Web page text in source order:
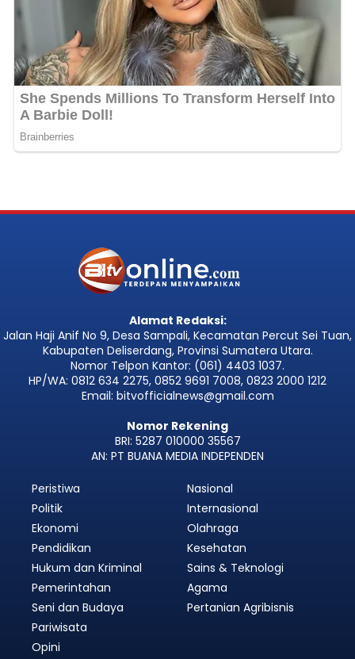
Alamat Redaksi:
Jalan Haji Anif No 9, Desa Sampali, Kecamatan Percut Sei Tuan,
Kabupaten Deliserdang, Provinsi Sumatera Utara.
Nomor Telpon Kantor: (061) 4403 1037.
HP/WA: 0812 634 2275, 0852 9691 7008, 0823 2000 1212
Email: bitvofficialnews@gmail.com
Nomor Rekening
BRI: 5287 010000 35567
AN: PT BUANA MEDIA INDEPENDEN
Peristiwa
Politik
Ekonomi
Pendidikan
Hukum dan Kriminal
Pemerintahan
Nasional
Internasional
Olahraga
Kesehatan
Sains & Teknologi
Agama
Seni dan Budaya
Pariwisata
Opini
Pertanian Agribisnis